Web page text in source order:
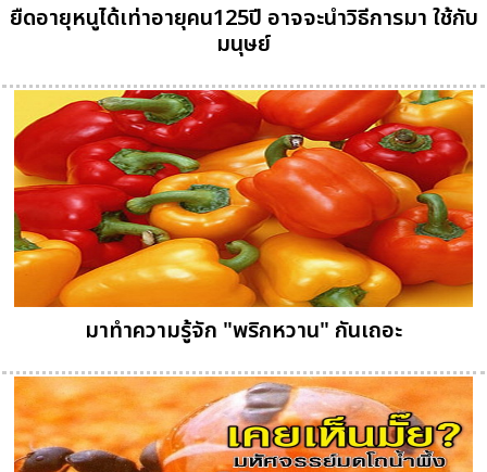
ยืดอายุหนูได้เท่าอายุคน125ปี อาจจะนำวิธีการมา ใช้กับ
มนุษย์
มาทำความรู้จัก "พริกหวาน" กันเถอะ